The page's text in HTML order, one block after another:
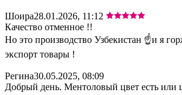
Шоира28.01.2026, 11:12
Качество отменное !!
Но это производство Узбекистан ☝️и я
экспорт товары !
Регина30.05.2025, 08:09
Добрый день. Ментоловый цвет есть или